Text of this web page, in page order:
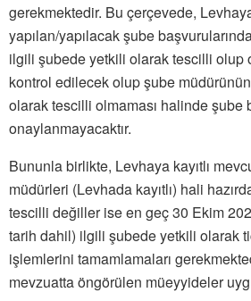
gerekmektedir. Bu çerçevede,
yapılan/yapılacak şube
ilgili şubede yetkili olarak tescilli olup
kontrol edilecek olup şube
olarak tescilli olmaması halinde şube
onaylanmayacaktır.
Bununla birlikte, Levhaya kayıtlı
müdürleri (Levhada kayıtlı) hali
tescilli değiller ise en geç 30 Ekim
tarih dahil) ilgili şubede yetkili olarak
işlemlerini tamamlamaları
mevzuatta öngörülen müeyyideler